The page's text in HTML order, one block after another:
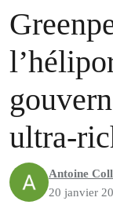
ultra-
Antoine
20 janvier